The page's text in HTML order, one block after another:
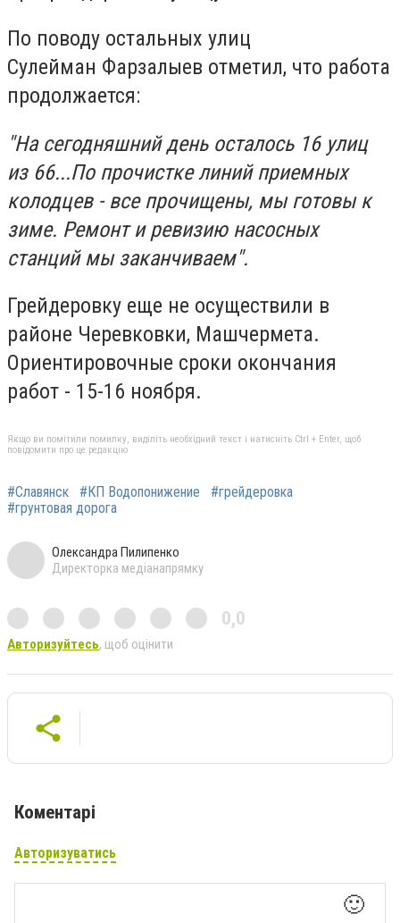
По поводу остальных улиц
Сулейман Фарзалыев отметил, что работа
продолжается:
"На сегодняшний день осталось 16 улиц
из 66...По прочистке линий приемных
колодцев - все прочищены, мы готовы к
зиме. Ремонт и ревизию насосных
станций мы заканчиваем".
Грейдеровку еще не осуществили в
районе Черевковки, Машчермета.
Ориентировочные сроки окончания
работ - 15-16 ноября.
Якщо ви помітили помилку, виділіть необхідний текст і натисніть Ctrl + Enter, щоб
повідомити про це редакцію
#Славянск #КП Водопонижение
#грейдеровка
#грунтовая дорога
Олександра Пилипенко
Директорка медіанапрямку
0,0
Авторизуйтесь, щоб оцінити
Коментарі
Авторизуватись
🙂